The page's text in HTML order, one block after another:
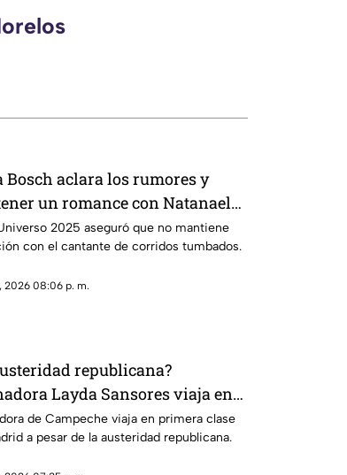
Bosch aclara los rumores y
un romance con Natanael
2025 aseguró que no mantiene
con el cantante de corridos tumbados.
2026 08:06 p. m.
republicana?
Layda Sansores viaja en
clase hacia Madrid
de Campeche viaja en primera clase
a pesar de la austeridad republicana.